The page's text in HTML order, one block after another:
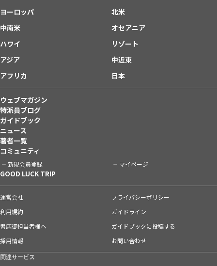
ヨーロッパ
北米
中南米
オセアニア
ハワイ
リゾート
アジア
中近東
アフリカ
日本
ウェブマガジン
特派員ブログ
ガイドブック
ニュース
著者一覧
コミュニティ
新規会員登録 マイページ
GOOD LUCK TRIP
運営会社
プライバシーポリシー
利用規約
ガイドライン
書店御担当者様へ
ガイドブックに投稿する
採用情報
お問い合わせ
関連サービス